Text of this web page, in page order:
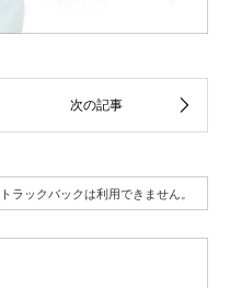
トラックバックは利用できません。